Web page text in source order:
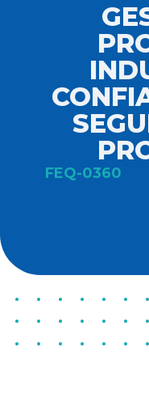
FEQ-0360